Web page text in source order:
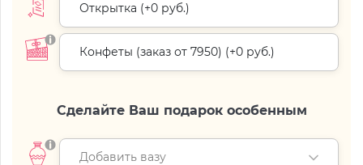
Открытка (+0 руб.)
Конфеты (заказ от 7950) (+0 руб.)
Сделайте Ваш подарок особенным
Добавить вазу